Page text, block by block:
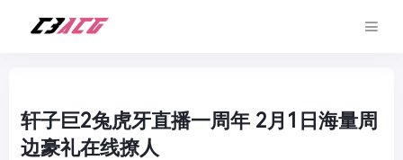
轩子巨2兔虎牙直播一周年 2月1日海量周
边豪礼在线撩人